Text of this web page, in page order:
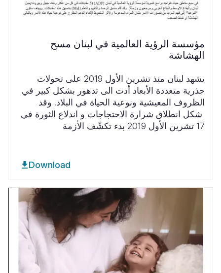
مؤسسة الرؤية العالمية في لبنان مسح
الهشاشة
يشهد لبنان منذ تشرين الأول على تحولات
جذرية متعددة الأبعاد أدت الى تدهور بشكل كبير في
الظروف المعيشية ونوعية الحياة في البلاد. وقد
شكل انطلاق شرارة الاحتجاجات و اندلاع الثورة في
17 تشرين الأول
بدء تكشّف الأزمة
Download